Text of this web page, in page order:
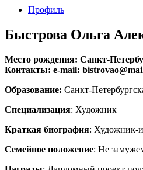
Профиль
Быстрова Ольга
Место рождения: Санкт-
Контакты: e-mail:
Образование: Санкт-
Специализация: Художник
Краткая биография: Художник-
Семейное положение: Не